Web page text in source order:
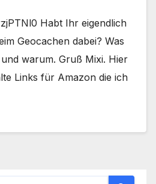
Habt Ihr eigendlich
Geocachen dabei? Was
warum. Gruß Mixi. Hier
Links für Amazon die ich